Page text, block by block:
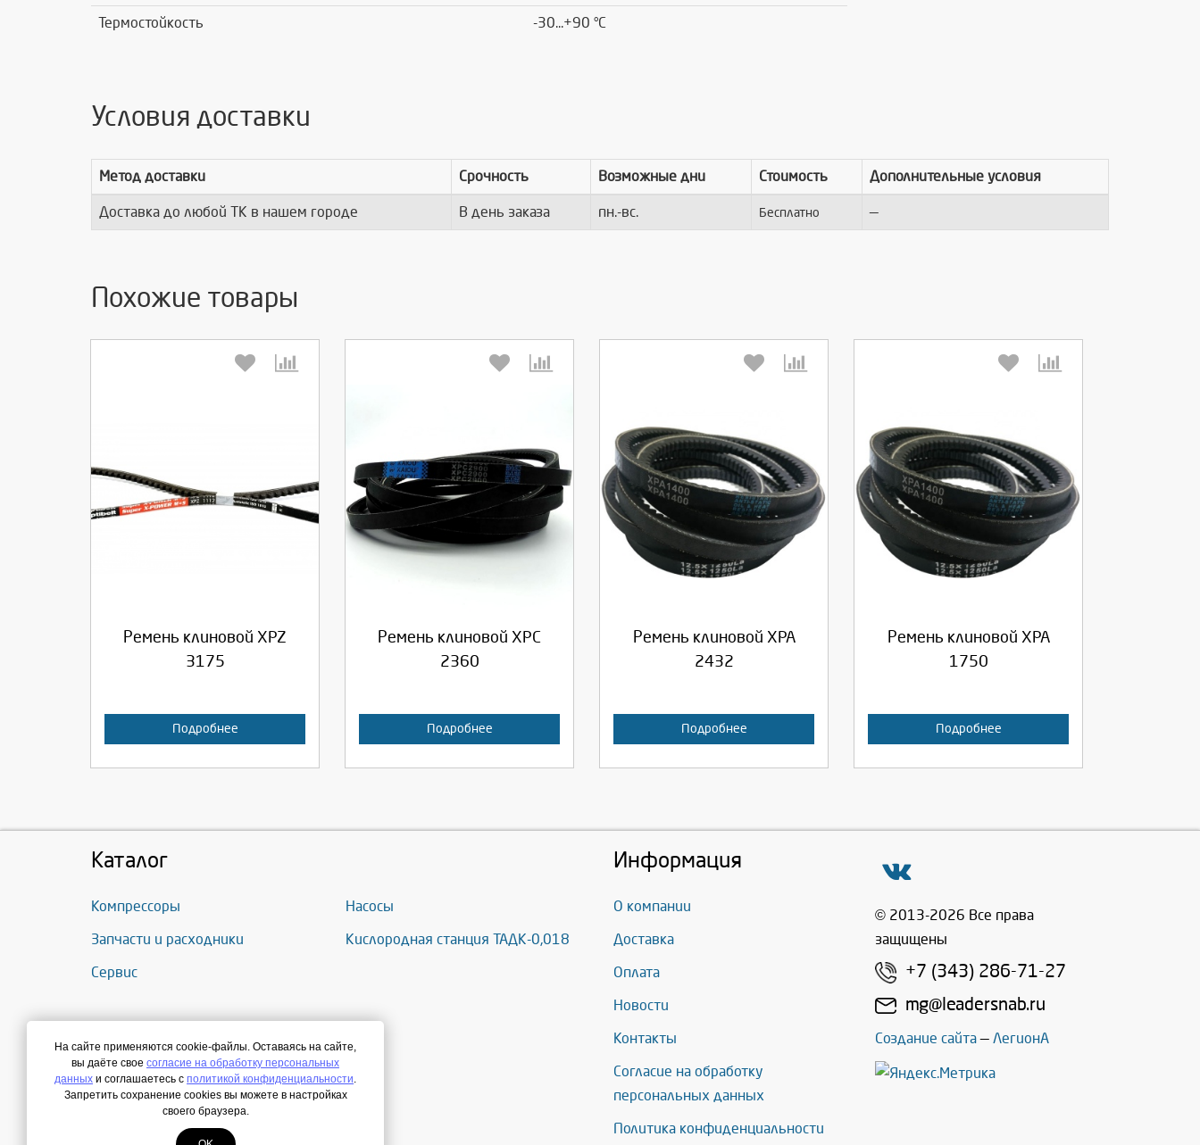
Термостойкость -30...+90 °C
Условия доставки
Метод доставки Срочность Возможные дни Стоимость Дополнительные условия
Доставка до любой ТК в нашем городе В день заказа пн.-вс. Бесплатно —
Похожие товары
Ремень клиновой XPZ
3175
Подробнее
Выберите количество:
Ремень клиновой XPC
2360
Подробнее
Выберите количество:
Ремень клиновой XPA
2432
Подробнее
Выберите количество:
Ремень клиновой XPA
1750
Подробнее
Выберите количество:
Каталог
Компрессоры Насосы
Запчасти и расходники Кислородная станция ТАДК-0,018
Сервис
Информация
О компании
Доставка
Оплата
Новости
Контакты
Согласие на обработку
персональных данных
Политика конфиденциальности
© 2013-2026 Все права
защищены
+7 (343) 286-71-27
mg@leadersnab.ru
Создание сайта— ЛегионА
На сайте применяются cookie-файлы. Оставаясь на сайте,
вы даёте свое согласие на обработку персональных
данных и соглашаетесь с политикой конфиденциальности.
Запретить сохранение cookies вы можете в настройках
своего браузера.